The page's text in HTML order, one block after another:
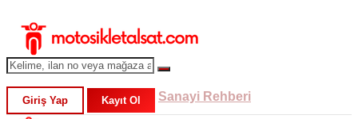
Giriş Yap Kayıt Ol Sanayi Rehberi